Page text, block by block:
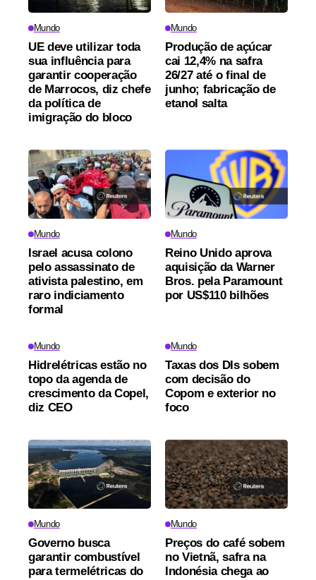
Mundo
UE deve utilizar toda
sua influência para
garantir cooperação
de Marrocos, diz chefe
da política de
imigração do bloco
Mundo
Produção de açúcar
cai 12,4% na safra
26/27 até o final de
junho; fabricação de
etanol salta
Mundo
Israel acusa colono
pelo assassinato de
ativista palestino, em
raro indiciamento
formal
Mundo
Reino Unido aprova
aquisição da Warner
Bros. pela Paramount
por US$110 bilhões
Mundo
Hidrelétricas estão no
topo da agenda de
crescimento da Copel,
diz CEO
Mundo
Taxas dos DIs sobem
com decisão do
Copom e exterior no
foco
Mundo
Governo busca
garantir combustível
para termelétricas do
Mundo
Preços do café sobem
no Vietnã, safra na
Indonésia chega ao